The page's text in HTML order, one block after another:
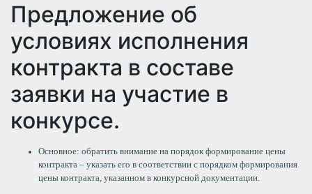
Предложение об
условиях исполнения
контракта в составе
заявки на участие в
конкурсе.
Основное: обратить внимание на порядок формирование цены
контракта – указать его в соответствии с порядком формирования
цены контракта, указанном в конкурсной документации.